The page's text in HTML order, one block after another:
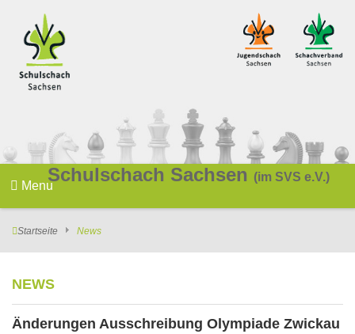
Schulschach Sachsen (im SVS e.V.)
Menu
Startseite News
NEWS
Änderungen Ausschreibung Olympiade Zwickau